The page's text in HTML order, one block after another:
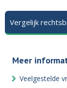
Vergelijk
Meer
Veelgestelde